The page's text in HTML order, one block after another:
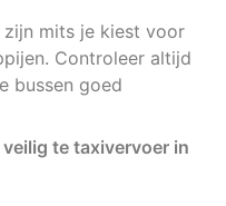
zijn mits je kiest voor
Controleer altijd
bussen goed
te taxivervoer in